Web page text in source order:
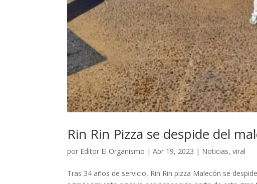
Rin Rin Pizza se despide del
por Editor El Organismo |Abr 19, 2023 | Noticias,viral
Tras 34 años de servicio, Rin Rin pizza Malecón se